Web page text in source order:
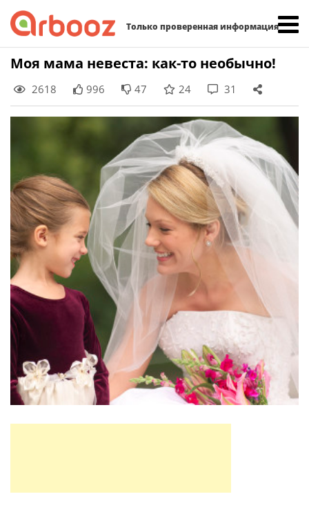
Только проверенная информация
Skip
content
Моя мама невеста: как-то необычно!
2618 996 47 24 31
Найти: